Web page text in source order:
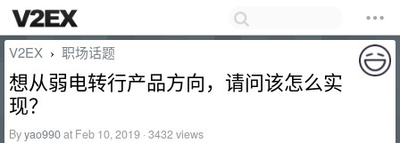
V2EX › 职场话题
想从弱电转行产品方向，请问该怎么实
现？
Byyao990at Feb 10, 2019 · 3432 views